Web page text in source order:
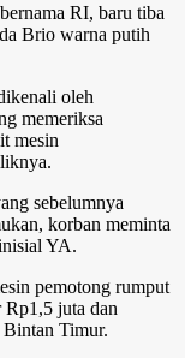
RI, baru tiba
Brio warna putih
oleh
memeriksa
mesin
sebelumnya
korban meminta
YA.
pemotong rumput
Rp1,5 juta dan
Timur.